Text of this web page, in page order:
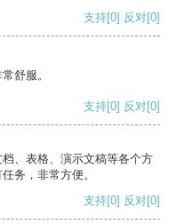
支持[0] 反对[0]
舒服。
支持[0] 反对[0]
、表格、演示文稿等各个方
务，非常方便。
支持[0] 反对[0]